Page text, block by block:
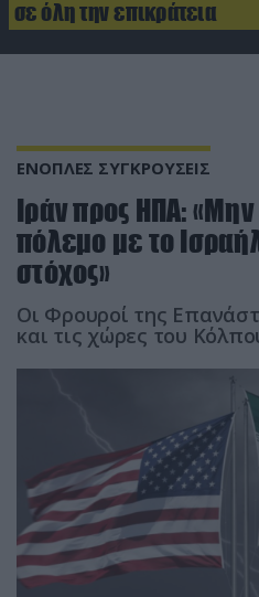
σε όλη την επικράτεια
ΕΝΟΠΛΕΣ ΣΥΓΚΡΟΥΣΕΙΣ
Ιράν προς ΗΠΑ:
πόλεμο με το
στόχος»
Οι Φρουροί της
και τις χώρες του